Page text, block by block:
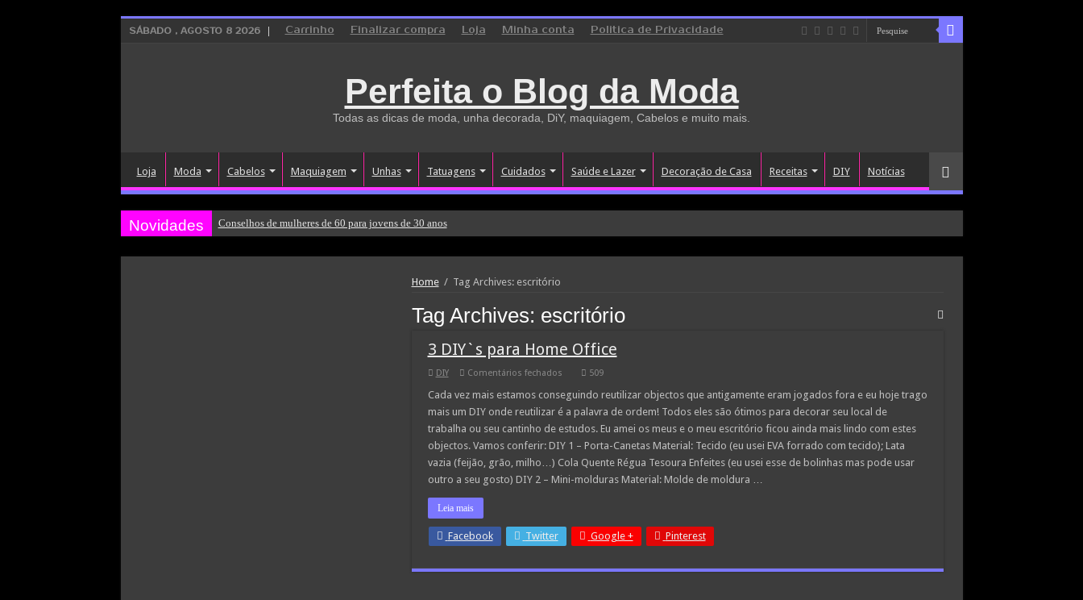
SÁBADO , AGOSTO 8 2026 Carrinho Finalizar compra Loja Minha conta Politica de Privacidade
Perfeita o Blog da Moda
Todas as dicas de moda, unha decorada, DiY, maquiagem, Cabelos e muito mais.
Loja Moda Cabelos Maquiagem Unhas Tatuagens Cuidados Saúde e Lazer Decoração de Casa Receitas DIY Notícias
Novidades Conselhos de mulheres de 60 para jovens de 30 anos
Home / Tag Archives: escritório
Tag Archives: escritório
3 DIY`s para Home Office
DIY Comentários fechadosem
DIY`s
para
Home
Office
509
Cada vez mais estamos conseguindo reutilizar objectos que antigamente eram jogados fora e eu hoje trago
mais um DIY onde reutilizar é a palavra de ordem! Todos eles são ótimos para decorar seu local de
trabalha ou seu cantinho de estudos. Eu amei os meus e o meu escritório ficou ainda mais lindo com estes
objectos. Vamos conferir: DIY 1 – Porta-Canetas Material: Tecido (eu usei EVA forrado com tecido); Lata
vazia (feijão, grão, milho…) Cola Quente Régua Tesoura Enfeites (eu usei esse de bolinhas mas pode usar
outro a seu gosto) DIY 2 – Mini-molduras Material: Molde de moldura …
Leia mais
Facebook Twitter Google + Pinterest